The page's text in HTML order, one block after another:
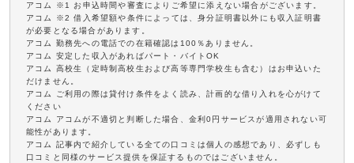
アコム ※1 お申込時間や審査によりご希望に添えない場合がございます。
アコム ※2 借入希望額や条件によっては、身分証明書以外にも収入証明書
が必要となる場合があります。
アコム 勤務先への電話での在籍確認は100％ありません。
アコム 安定した収入があればパート・バイトOK
アコム 高校生（定時制高校生および高等専門学校生も含む）はお申込いた
だけません。
アコム ご利用の際は貸付け条件をよく読み、計画的な借り入れを心がけて
ください
アコム アコムが不適切と判断した場合、金利0円サービスが適用されない可
能性があります。
アコム 記事内で紹介している全ての口コミは個人の感想であり、必ずしも
口コミと同様のサービス提供を保証するものではございません。